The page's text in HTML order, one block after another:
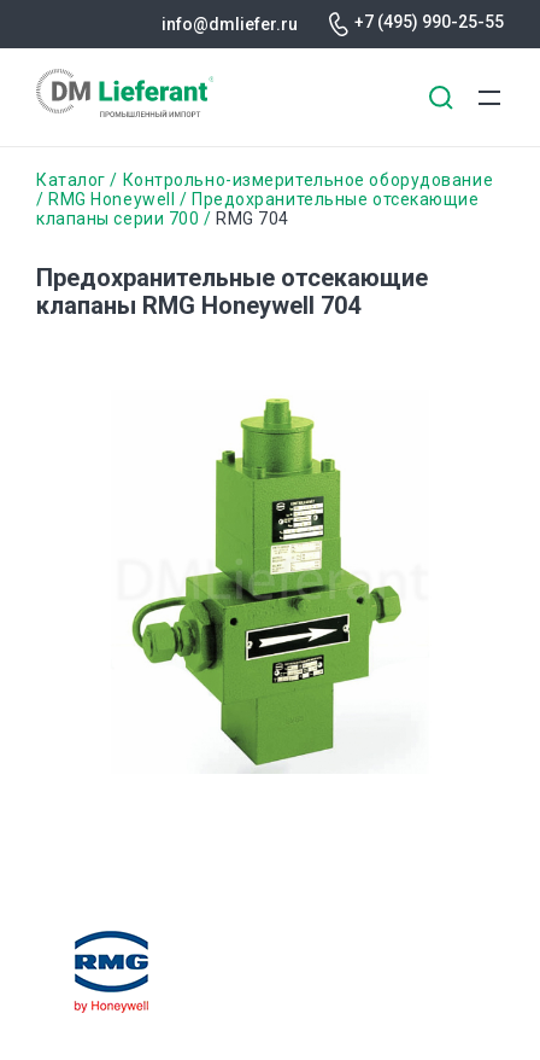
основному
info@dmliefer.ru +7 (495) 990-25-55
Строка
навигации
Каталог
Контрольно-измерительное оборудование
RMG Honeywell
Предохранительные отсекающие
клапаны серии 700
RMG 704
Предохранительные отсекающие
клапаны RMG Honeywell 704